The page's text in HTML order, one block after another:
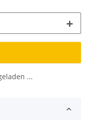
...